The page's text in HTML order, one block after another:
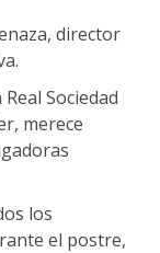
director
Sociedad
merece
los
el postre,